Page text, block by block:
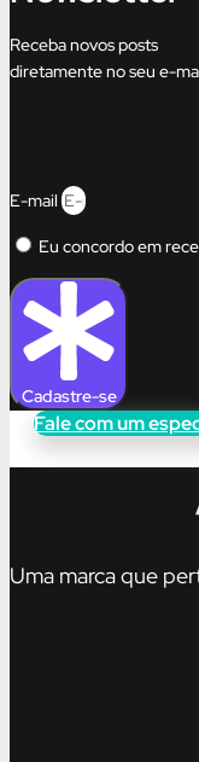
Receba novos posts
diretamente no seu e-
E-mail
Eu concordo em
Cadastre-se
Fale com um
Uma marca que